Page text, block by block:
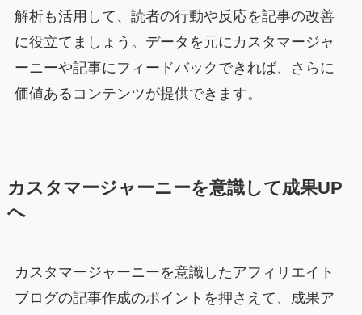
解析も活用して、読者の行動や反応を記事の改善
に役立てましょう。データを元にカスタマージャ
ーニーや記事にフィードバックできれば、さらに
価値あるコンテンツが提供できます。
カスタマージャーニーを意識して成果UP
へ
カスタマージャーニーを意識したアフィリエイト
ブログの記事作成のポイントを押さえて、成果ア